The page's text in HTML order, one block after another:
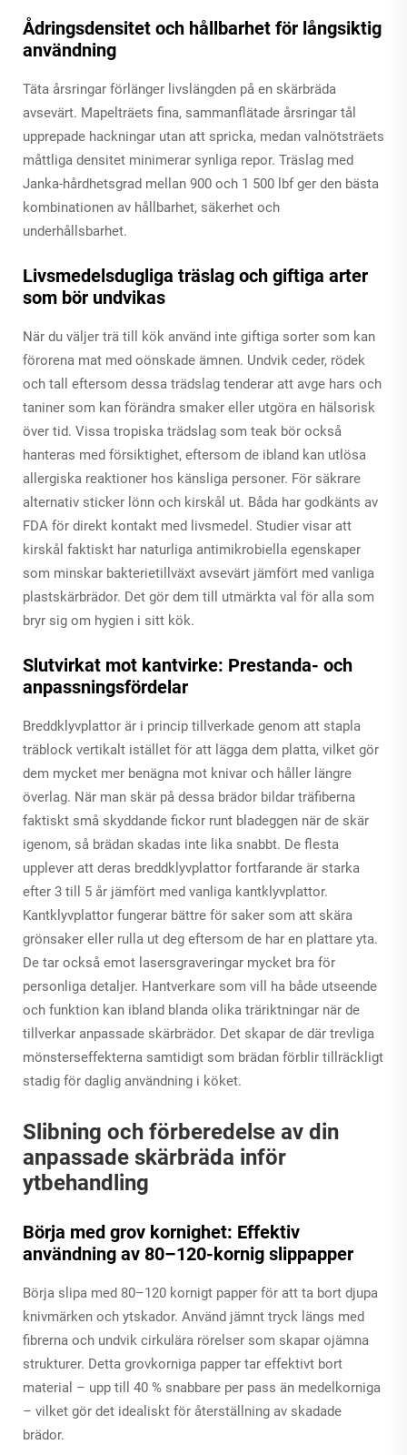
Ådringsdensitet och hållbarhet för långsiktig
användning
Täta årsringar förlänger livslängden på en skärbräda
avsevärt. Mapelträets fina, sammanflätade årsringar tål
upprepade hackningar utan att spricka, medan valnötsträets
måttliga densitet minimerar synliga repor. Träslag med
Janka-hårdhetsgrad mellan 900 och 1 500 lbf ger den bästa
kombinationen av hållbarhet, säkerhet och
underhållsbarhet.
Livsmedelsdugliga träslag och giftiga arter
som bör undvikas
När du väljer trä till kök använd inte giftiga sorter som kan
förorena mat med oönskade ämnen. Undvik ceder, rödek
och tall eftersom dessa trädslag tenderar att avge hars och
taniner som kan förändra smaker eller utgöra en hälsorisk
över tid. Vissa tropiska trädslag som teak bör också
hanteras med försiktighet, eftersom de ibland kan utlösa
allergiska reaktioner hos känsliga personer. För säkrare
alternativ sticker lönn och kirskål ut. Båda har godkänts av
FDA för direkt kontakt med livsmedel. Studier visar att
kirskål faktiskt har naturliga antimikrobiella egenskaper
som minskar bakterietillväxt avsevärt jämfört med vanliga
plastskärbrädor. Det gör dem till utmärkta val för alla som
bryr sig om hygien i sitt kök.
Slutvirkat mot kantvirke: Prestanda- och
anpassningsfördelar
Breddklyvplattor är i princip tillverkade genom att stapla
träblock vertikalt istället för att lägga dem platta, vilket gör
dem mycket mer benägna mot knivar och håller längre
överlag. När man skär på dessa brädor bildar träfiberna
faktiskt små skyddande fickor runt bladeggen när de skär
igenom, så brädan skadas inte lika snabbt. De flesta
upplever att deras breddklyvplattor fortfarande är starka
efter 3 till 5 år jämfört med vanliga kantklyvplattor.
Kantklyvplattor fungerar bättre för saker som att skära
grönsaker eller rulla ut deg eftersom de har en plattare yta.
De tar också emot lasersgraveringar mycket bra för
personliga detaljer. Hantverkare som vill ha både utseende
och funktion kan ibland blanda olika träriktningar när de
tillverkar anpassade skärbrädor. Det skapar de där trevliga
mönsterseffekterna samtidigt som brädan förblir tillräckligt
stadig för daglig användning i köket.
Slibning och förberedelse av din
anpassade skärbräda inför
ytbehandling
Börja med grov kornighet: Effektiv
användning av 80–120-kornig slippapper
Börja slipa med 80–120 kornigt papper för att ta bort djupa
knivmärken och ytskador. Använd jämnt tryck längs med
fibrerna och undvik cirkulära rörelser som skapar ojämna
strukturer. Detta grovkorniga papper tar effektivt bort
material – upp till 40 % snabbare per pass än medelkorniga
– vilket gör det idealiskt för återställning av skadade
brädor.